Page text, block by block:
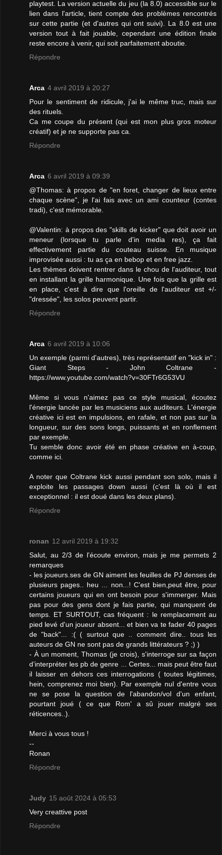
playtest. La version actuelle du jeu (la 8.0) accessible sur le
lien dans l'article, tient compte des problèmes rencontrés
sur cette partie (et d'autres qui ont suivi). La 8.0 est une
version tout à fait jouable, cependant une édition finale
reste encore à venir, qui soit parfaitement aboutie.
Répondre
Arca 4 avril 2019 à 20:27
Pour le sentiment de ridicule, j'ai le même truc, mais sur
des rituels.
Ca me coupe du présent (qui est mon plus gros moteur
créatif) et je ne supporte pas ca.
Répondre
Arca 6 avril 2019 à 09:39
@Thomas: à propos de "en foret, changer de lieux entre
chaque scène", je l'ai fais avec un ami counteur (contes
tradi), c'est mémorable.
@Valentin: à propos des "skills de kicker" que doit avoir un
meneur (lorsque tu parle d'in media res), ça fait
effectivement partie du couteau suisse. En musique
improvisée aussi : tu as ça en bebop et en free jazz.
Les thèmes doivent rentrer dans le chou de l'auditeur, tout
en installant la grille harmonique. Une fois que la grille est
en place, c'est à dire que l'oreille de l'auditeur est +/-
"dressée", les solos peuvent partir.
Répondre
Arca 6 avril 2019 à 10:06
Un exemple (parmi d'autres), très représentatif en "kick in" :
Giant Steps - John Coltrane -
https://www.youtube.com/watch?v=30FTr6G53VU
Même si vous n'aimez pas ce style musical, écoutez
l'énergie lancée par les musiciens aux auditeurs. L'énergie
créative ici est en impulsions, en rafale, et non pas sur la
longueur, sur des sons longs, puissants et en ronflement
par exemple.
Tu semble donc avoir été en phase créative en à-coup,
comme ici.
A noter que Coltrane kick aussi pendant son solo, mais il
exploite les passages down aussi (c'est là où il est
exceptionnel : il est doué dans les deux plans).
Répondre
ronan 12 avril 2019 à 19:32
Salut, au 2/3 de l'écoute environ, mais je me permets 2
remarques
- les joueurs.ses de GN aiment les feuilles de PJ denses de
plusieurs pages.. heu ... non...! C'est bien,peut être, pour
certains joueurs qui en ont besoin pour s'immerger. Mais
pas pour des gens dont je fais partie, qui manquent de
temps. ET SURTOUT, cas fréquent : le remplacement au
pied levé d'un joueur absent... et bien va te fader 40 pages
de "back"... :( ( surtout que .. comment dire.. tous les
auteurs de GN ne sont pas de grands littérateurs ? ;) )
- À un moment, Thomas (je crois), s'interroge sur sa façon
d’interpréter les pb de genre ... Certes... mais peut être faut
il laisser en dehors ces interrogations ( toutes légitimes,
hein, comprenez moi bien). Par exemple nul d'entre vous
ne se pose la question de l'abandon/vol d'un enfant,
pourtant joué ( ce que Rom' a sû jouer malgré ses
réticences..).
Merci à vous tous !
--
Ronan
Répondre
Judy 15 août 2024 à 05:53
Very creattive post
Répondre